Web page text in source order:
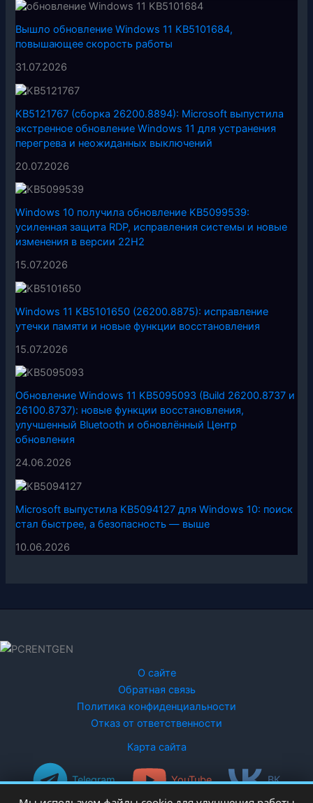
Вышло обновление Windows 11 KB5101684,
повышающее скорость работы
31.07.2026
KB5121767 (сборка 26200.8894): Microsoft выпустила
экстренное обновление Windows 11 для устранения
перегрева и неожиданных выключений
20.07.2026
Windows 10 получила обновление KB5099539:
усиленная защита RDP, исправления системы и новые
изменения в версии 22H2
15.07.2026
Windows 11 KB5101650 (26200.8875): исправление
утечки памяти и новые функции восстановления
15.07.2026
Обновление Windows 11 KB5095093 (Build 26200.8737 и
26100.8737): новые функции восстановления,
улучшенный Bluetooth и обновлённый Центр
обновления
24.06.2026
Microsoft выпустила KB5094127 для Windows 10: поиск
стал быстрее, а безопасность — выше
10.06.2026
О сайте
Обратная связь
Политика конфиденциальности
Отказ от ответственности
Карта сайта
Telegram YouTube ВК